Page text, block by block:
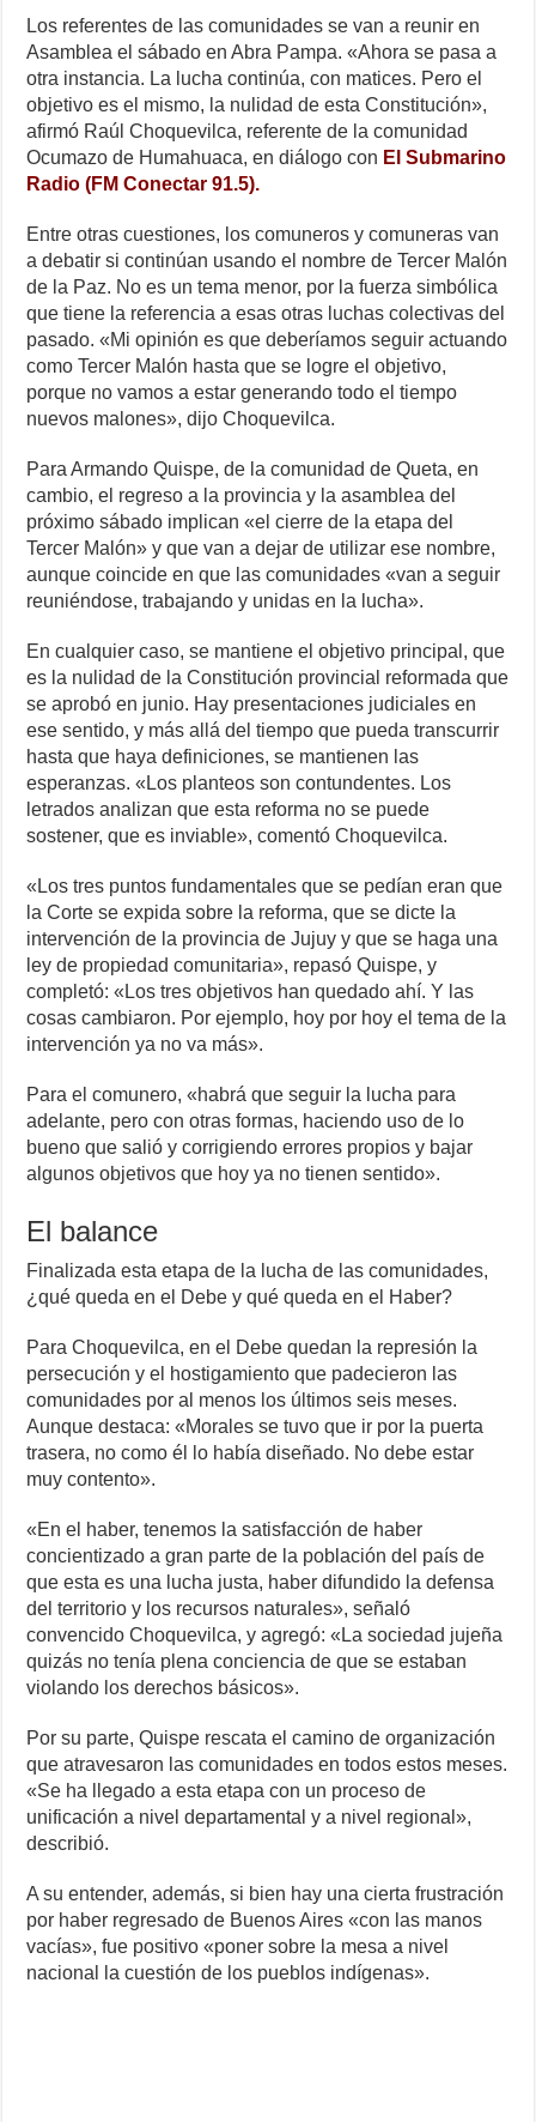
Los referentes de las comunidades se van a reunir en
Asamblea el sábado en Abra Pampa. «Ahora se pasa a
otra instancia. La lucha continúa, con matices. Pero el
objetivo es el mismo, la nulidad de esta Constitución»,
afirmó Raúl Choquevilca, referente de la comunidad
Ocumazo de Humahuaca, en diálogo con El Submarino
Radio (FM Conectar 91.5).
Entre otras cuestiones, los comuneros y comuneras van
a debatir si continúan usando el nombre de Tercer Malón
de la Paz. No es un tema menor, por la fuerza simbólica
que tiene la referencia a esas otras luchas colectivas del
pasado. «Mi opinión es que deberíamos seguir actuando
como Tercer Malón hasta que se logre el objetivo,
porque no vamos a estar generando todo el tiempo
nuevos malones», dijo Choquevilca.
Para Armando Quispe, de la comunidad de Queta, en
cambio, el regreso a la provincia y la asamblea del
próximo sábado implican «el cierre de la etapa del
Tercer Malón» y que van a dejar de utilizar ese nombre,
aunque coincide en que las comunidades «van a seguir
reuniéndose, trabajando y unidas en la lucha».
En cualquier caso, se mantiene el objetivo principal, que
es la nulidad de la Constitución provincial reformada que
se aprobó en junio. Hay presentaciones judiciales en
ese sentido, y más allá del tiempo que pueda transcurrir
hasta que haya definiciones, se mantienen las
esperanzas. «Los planteos son contundentes. Los
letrados analizan que esta reforma no se puede
sostener, que es inviable», comentó Choquevilca.
«Los tres puntos fundamentales que se pedían eran que
la Corte se expida sobre la reforma, que se dicte la
intervención de la provincia de Jujuy y que se haga una
ley de propiedad comunitaria», repasó Quispe, y
completó: «Los tres objetivos han quedado ahí. Y las
cosas cambiaron. Por ejemplo, hoy por hoy el tema de la
intervención ya no va más».
Para el comunero, «habrá que seguir la lucha para
adelante, pero con otras formas, haciendo uso de lo
bueno que salió y corrigiendo errores propios y bajar
algunos objetivos que hoy ya no tienen sentido».
El balance
Finalizada esta etapa de la lucha de las comunidades,
¿qué queda en el Debe y qué queda en el Haber?
Para Choquevilca, en el Debe quedan la represión la
persecución y el hostigamiento que padecieron las
comunidades por al menos los últimos seis meses.
Aunque destaca: «Morales se tuvo que ir por la puerta
trasera, no como él lo había diseñado. No debe estar
muy contento».
«En el haber, tenemos la satisfacción de haber
concientizado a gran parte de la población del país de
que esta es una lucha justa, haber difundido la defensa
del territorio y los recursos naturales», señaló
convencido Choquevilca, y agregó: «La sociedad jujeña
quizás no tenía plena conciencia de que se estaban
violando los derechos básicos».
Por su parte, Quispe rescata el camino de organización
que atravesaron las comunidades en todos estos meses.
«Se ha llegado a esta etapa con un proceso de
unificación a nivel departamental y a nivel regional»,
describió.
A su entender, además, si bien hay una cierta frustración
por haber regresado de Buenos Aires «con las manos
vacías», fue positivo «poner sobre la mesa a nivel
nacional la cuestión de los pueblos indígenas».